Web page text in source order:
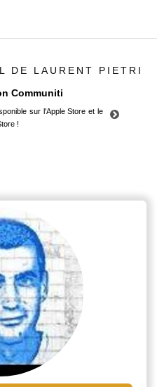
DE LAURENT PIETRI
Communiti
sur l'Apple Store et le
!